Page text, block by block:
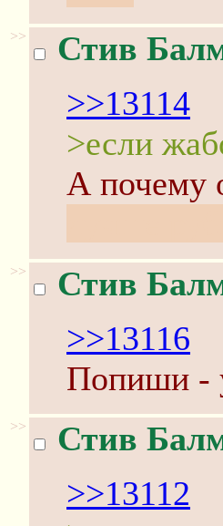
>> Стив
>>13114
>если
А почему
>> Стив
>>13116
Попиши -
>> Стив
>>13112